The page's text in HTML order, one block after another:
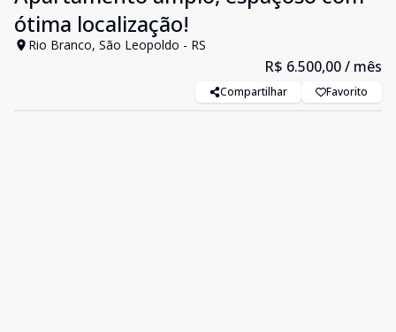
ótima localização!
Rio Branco, São Leopoldo - RS
R$ 6.500,00/ mês
Compartilhar Favorito